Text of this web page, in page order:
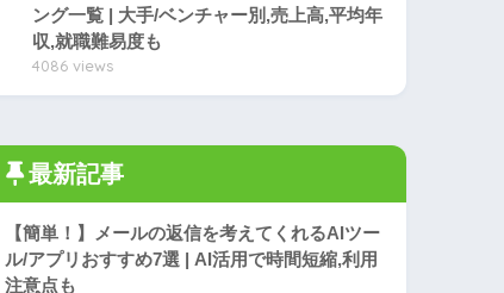
ング一覧 | 大手/ベンチャー別,売上高,平均年
収,就職難易度も
4086 views
最新記事
【簡単！】メールの返信を考えてくれるAIツー
ル/アプリおすすめ7選 | AI活用で時間短縮,利用
注意点も